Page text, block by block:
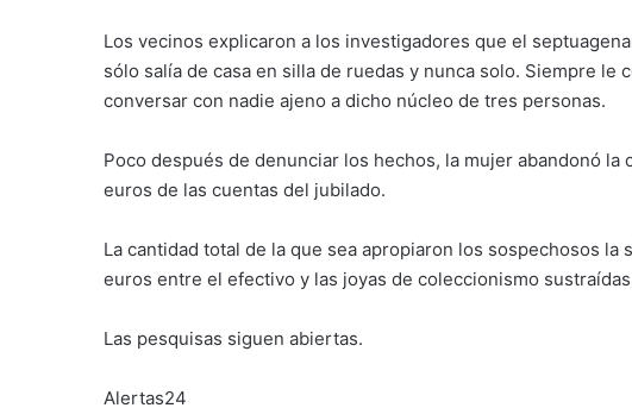
Los vecinos explicaron a los investigadores que el
sólo salía de casa en silla de ruedas y nunca solo. Siempre le
conversar con nadie ajeno a dicho núcleo de tres personas.
Poco después de denunciar los hechos, la mujer abandonó
euros de las cuentas del jubilado.
La cantidad total de la que sea apropiaron los sospechosos
euros entre el efectivo y las joyas de coleccionismo
Las pesquisas siguen abiertas.
Alertas24